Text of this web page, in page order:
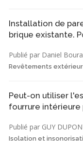
Installation de
brique existante.
Publié par Daniel
Revêtements
Peut-on utiliser
fourrure intérieure
Publié par GUY
Isolation et